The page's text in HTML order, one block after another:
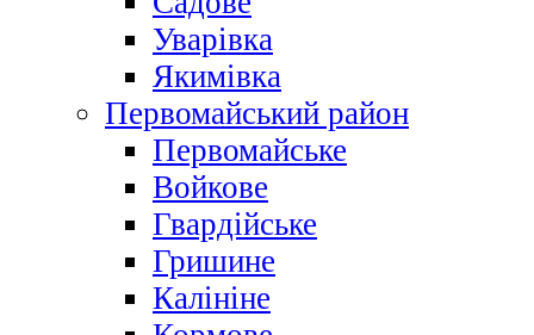
Уварівка
Якимівка
Первомайський район
Первомайське
Войкове
Гвардійське
Гришине
Калініне